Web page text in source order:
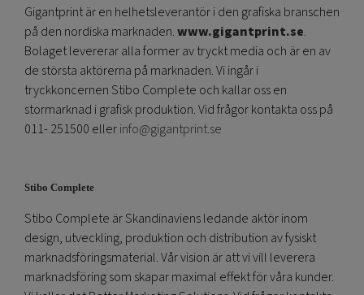
Gigantprint är en helhetsleverantör i den grafiska branschen
på den nordiska marknaden.www.gigantprint.se.
Bolaget levererar alla former av tryckt media och är en av
de största aktörerna på marknaden. Vi ingår i
tryckkoncernen Stibo Complete och kallar oss en
stormarknad i grafisk produktion. Vid frågor kontakta oss på
011- 251500 ellerinfo@gigantprint.se
Stibo Complete
Stibo Complete är Skandinaviens ledande aktör inom
design, utveckling, produktion och distribution av fysiskt
marknadsföringsmaterial. Vår vision är att vi vill leverera
marknadsföring som skapar maximal effekt för våra kunder.